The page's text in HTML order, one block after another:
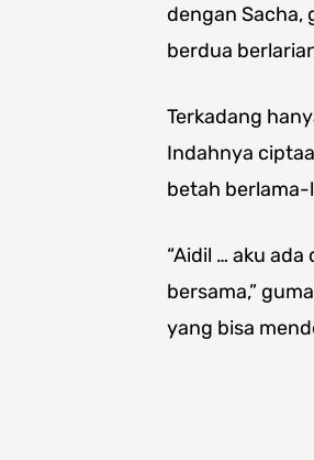
dengan Sacha,
berdua
Terkadang
Indahnya
betah
“Aidil … aku
bersama,”
yang bisa